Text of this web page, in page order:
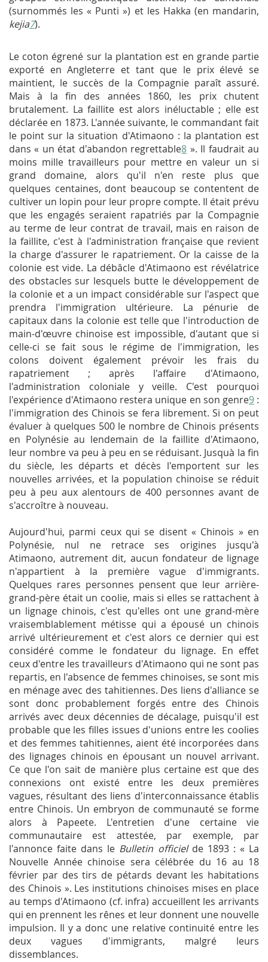
(surnommés les « Punti ») et les Hakka (en mandarin,
kejia7).
Le coton égrené sur la plantation est en grande partie
exporté en Angleterre et tant que le prix élevé se
maintient, le succès de la Compagnie paraît assuré.
Mais à la fin des années 1860, les prix chutent
brutalement. La faillite est alors inéluctable ; elle est
déclarée en 1873. L'année suivante, le commandant fait
le point sur la situation d'Atimaono : la plantation est
dans « un état d'abandon regrettable8 ». Il faudrait au
moins mille travailleurs pour mettre en valeur un si
grand domaine, alors qu'il n'en reste plus que
quelques centaines, dont beaucoup se contentent de
cultiver un lopin pour leur propre compte. Il était prévu
que les engagés seraient rapatriés par la Compagnie
au terme de leur contrat de travail, mais en raison de
la faillite, c'est à l'administration française que revient
la charge d'assurer le rapatriement. Or la caisse de la
colonie est vide. La débâcle d'Atimaono est révélatrice
des obstacles sur lesquels butte le développement de
la colonie et a un impact considérable sur l'aspect que
prendra l'immigration ultérieure. La pénurie de
capitaux dans la colonie est telle que l'introduction de
main-d'œuvre chinoise est impossible, d'autant que si
celle-ci se fait sous le régime de l'immigration, les
colons doivent également prévoir les frais du
rapatriement ; après l'affaire d'Atimaono,
l'administration coloniale y veille. C'est pourquoi
l'expérience d'Atimaono restera unique en son genre9:
l'immigration des Chinois se fera librement. Si on peut
évaluer à quelques 500 le nombre de Chinois présents
en Polynésie au lendemain de la faillite d'Atimaono,
leur nombre va peu à peu en se réduisant. Jusquà la fin
du siècle, les départs et décès l'emportent sur les
nouvelles arrivées, et la population chinoise se réduit
peu à peu aux alentours de 400 personnes avant de
s'accroître à nouveau.
Aujourd'hui, parmi ceux qui se disent « Chinois » en
Polynésie, nul ne retrace ses origines jusqu'à
Atimaono, autrement dit, aucun fondateur de lignage
n'appartient à la première vague d'immigrants.
Quelques rares personnes pensent que leur arrière-
grand-père était un coolie, mais si elles se rattachent à
un lignage chinois, c'est qu'elles ont une grand-mère
vraisemblablement métisse qui a épousé un chinois
arrivé ultérieurement et c'est alors ce dernier qui est
considéré comme le fondateur du lignage. En effet
ceux d'entre les travailleurs d'Atimaono qui ne sont pas
repartis, en l'absence de femmes chinoises, se sont mis
en ménage avec des tahitiennes. Des liens d'alliance se
sont donc probablement forgés entre des Chinois
arrivés avec deux décennies de décalage, puisqu'il est
probable que les filles issues d'unions entre les coolies
et des femmes tahitiennes, aient été incorporées dans
des lignages chinois en épousant un nouvel arrivant.
Ce que l'on sait de manière plus certaine est que des
connexions ont existé entre les deux premières
vagues, résultant des liens d'interconnaissance établis
entre Chinois. Un embryon de communauté se forme
alors à Papeete. L'entretien d'une certaine vie
communautaire est attestée, par exemple, par
l'annonce faite dans le Bulletin officielde 1893 : « La
Nouvelle Année chinoise sera célébrée du 16 au 18
février par des tirs de pétards devant les habitations
des Chinois ». Les institutions chinoises mises en place
au temps d'Atimaono (cf. infra) accueillent les arrivants
qui en prennent les rênes et leur donnent une nouvelle
impulsion. Il y a donc une relative continuité entre les
deux vagues d'immigrants, malgré leurs
dissemblances.